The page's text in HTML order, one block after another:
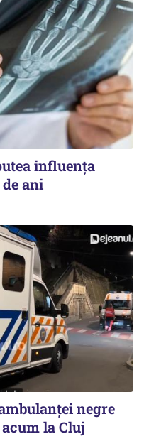
influența
ani
negre
la Cluj